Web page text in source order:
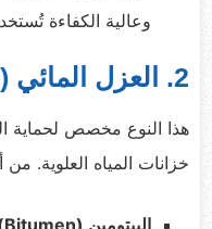
وعالية الكفاءة
2. العزل المائي (Waterproofing)
هذا النوع مخصص لحماية
خزانات المياه العلوية.
البيتومين (Bitumen):